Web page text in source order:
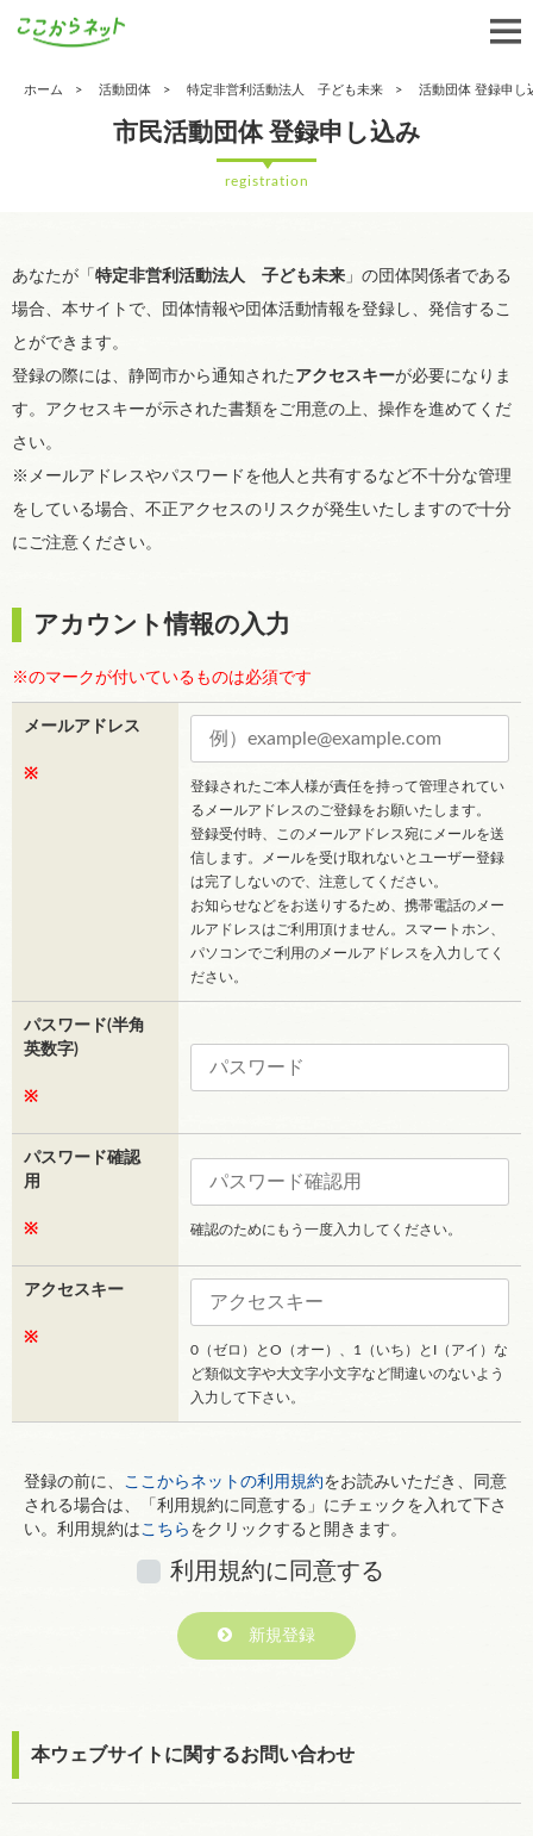
ホーム 活動団体 特定非営利活動法人 子ども未来 活動団体 登録申し
市民活動団体 登録申し込み
registration
あなたが「 特定非営利活動法人 子ども未来 」の団体関係者である
場合、本サイトで、団体情報や団体活動情報を登録し、発信するこ
とができます。
登録の際には、静岡市から通知されたアクセスキーが必要になりま
す。アクセスキーが示された書類をご用意の上、操作を進めてくだ
さい。
※メールアドレスやパスワードを他人と共有するなど不十分な管理
をしている場合、不正アクセスのリスクが発生いたしますので十分
にご注意ください。
アカウント情報の入力
※のマークが付いているものは必須です
メールアドレス
※
登録されたご本人様が責任を持って管理されてい
るメールアドレスのご登録をお願いたします。
登録受付時、このメールアドレス宛にメールを送
信します。メールを受け取れないとユーザー登録
は完了しないので、注意してください。
お知らせなどをお送りするため、携帯電話のメー
ルアドレスはご利用頂けません。スマートホン、
パソコンでご利用のメールアドレスを入力してく
ださい。
パスワード(半角
英数字)
※
パスワード確認
用
※ 確認のためにもう一度入力してください。
アクセスキー
※
0（ゼロ）とO（オー）、1（いち）とI（アイ）な
ど類似文字や大文字小文字など間違いのないよう
入力して下さい。
登録の前に、 ここからネットの利用規約をお読みいただき、同意
される場合は、「利用規約に同意する」にチェックを入れて下さ
い。利用規約はこちら をクリックすると開きます。
利用規約に同意する
新規登録
本ウェブサイトに関するお問い合わせ